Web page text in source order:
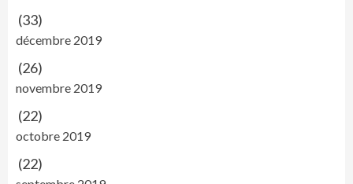
(33)
décembre 2019
(26)
novembre 2019
(22)
octobre 2019
(22)